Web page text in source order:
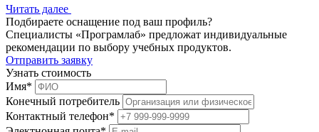
Читать далее
Подбираете оснащение под ваш профиль?
Специалисты «Програмлаб» предложат индивидуальные
рекомендации по выбору учебных продуктов.
Отправить заявку
Узнать стоимость
Имя*
Конечный потребитель
Контактный телефон*